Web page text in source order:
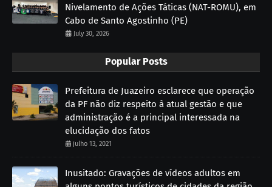
Nivelamento de Ações Táticas (NAT-ROMU), em
Cabo de Santo Agostinho (PE)
July 30, 2026
Popular Posts
Prefeitura de Juazeiro esclarece que operação
da PF não diz respeito à atual gestão e que
administração é a principal interessada na
elucidação dos fatos
julho 13, 2021
Inusitado: Gravações de vídeos adultos em